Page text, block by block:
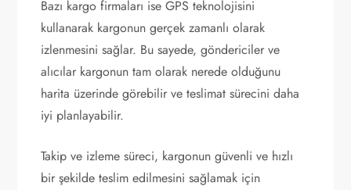
Bazı kargo firmaları ise GPS teknolojisini
kullanarak kargonun gerçek zamanlı olarak
izlenmesini sağlar. Bu sayede, göndericiler ve
alıcılar kargonun tam olarak nerede olduğunu
harita üzerinde görebilir ve teslimat sürecini daha
iyi planlayabilir.
Takip ve izleme süreci, kargonun güvenli ve hızlı
bir şekilde teslim edilmesini sağlamak için